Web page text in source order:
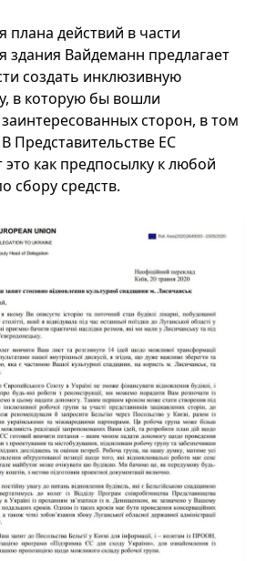
плана действий в части
здания Вайдеманн предлагает
создать инклюзивную
в которую бы вошли
сторон, в том
Представительстве ЕС
как предпосылку к любой
сбору средств.